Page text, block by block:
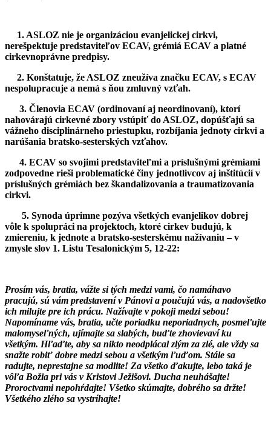
1. ASLOZ nie je organizáciou evanjelickej cirkvi,
nerešpektuje predstaviteľov ECAV, grémiá ECAV a platné
cirkevnoprávne predpisy.
2. Konštatuje, že ASLOZ zneužíva značku ECAV, s ECAV
nespolupracuje a nemá s ňou zmluvný vzťah.
3. Členovia ECAV (ordinovaní aj neordinovaní), ktorí
nahovárajú cirkevné zbory vstúpiť do ASLOZ, dopúšťajú sa
vážneho disciplinárneho priestupku, rozbíjania jednoty cirkvi a
narúšania bratsko-sesterských vzťahov.
4. ECAV so svojimi predstaviteľmi a príslušnými grémiami
zodpovedne rieši problematické činy jednotlivcov aj inštitúcií v
príslušných grémiách bez škandalizovania a traumatizovania
cirkvi.
5. Synoda úprimne pozýva všetkých evanjelikov dobrej
vôle k spolupráci na projektoch, ktoré cirkev budujú, k
zmiereniu, k jednote a bratsko-sesterskému nažívaniu – v
zmysle slov 1. Listu Tesalonickým 5, 12-22:
Prosím vás, bratia, vážte si tých medzi vami, čo namáhavo
pracujú, sú vám predstavení v Pánovi a poučujú vás, a nadovšetko
ich milujte pre ich prácu. Nažívajte v pokoji medzi sebou!
Napomíname vás, bratia, učte poriadku neporiadnych, posmeľujte
malomyseľných, ujímajte sa slabých, buďte zhovievaví ku
všetkým. Hľaďte, aby sa nikto neodplácal zlým za zlé, ale vždy sa
snažte robiť dobre medzi sebou a všetkým ľuďom. Stále sa
radujte, neprestajne sa modlite! Za všetko ďakujte, lebo taká je
vôľa Božia pri vás v Kristovi Ježišovi. Ducha neuhášajte!
Proroctvami nepohŕdajte! Všetko skúmajte, dobrého sa držte!
Všetkého zlého sa vystríhajte!